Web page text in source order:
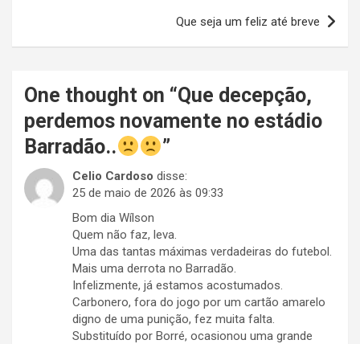
Que seja um feliz até breve
One thought on “Que decepção,
perdemos novamente no estádio
Barradão..
”
Celio Cardoso disse:
25 de maio de 2026 às 09:33
Bom dia Wílson
Quem não faz, leva.
Uma das tantas máximas verdadeiras do futebol.
Mais uma derrota no Barradão.
Infelizmente, já estamos acostumados.
Carbonero, fora do jogo por um cartão amarelo
digno de uma punição, fez muita falta.
Substituído por Borré, ocasionou uma grande